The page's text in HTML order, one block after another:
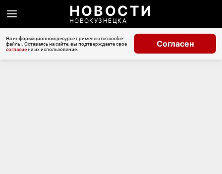
НОВОСТИ
НОВОКУЗНЕЦКА
На информационном ресурсе применяются cookie-
файлы. Оставаясь на сайте, вы подтверждаете свое
согласиена их использование.
Согласен